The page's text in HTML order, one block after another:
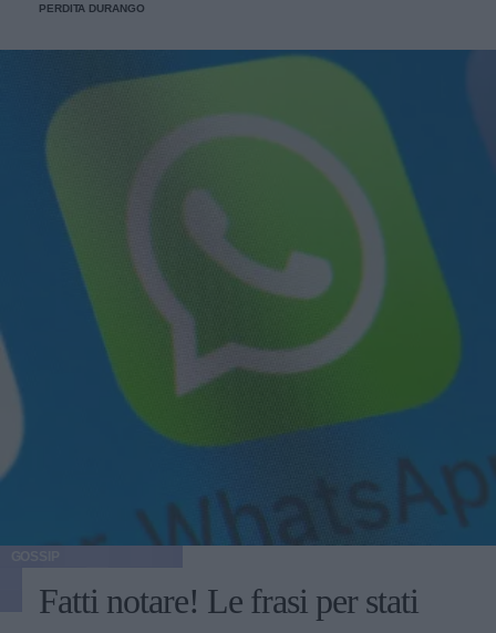
PERDITA DURANGO
Fatti notare! Le frasi per stati